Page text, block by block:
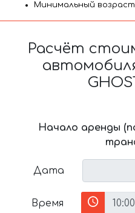
Минимальный
Расчёт
Начало аренды
Дата
Время